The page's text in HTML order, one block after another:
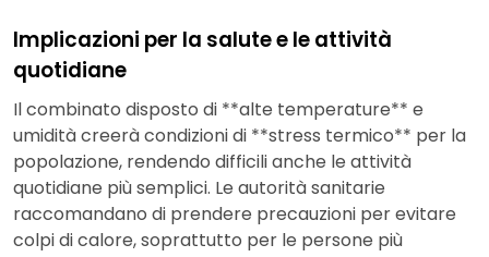
Implicazioni per la salute e le attività
quotidiane
Il combinato disposto di **alte temperature** e
umidità creerà condizioni di **stress termico** per la
popolazione, rendendo difficili anche le attività
quotidiane più semplici. Le autorità sanitarie
raccomandano di prendere precauzioni per evitare
colpi di calore, soprattutto per le persone più